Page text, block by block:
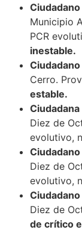
Municipio
PCR
inestable.
Cerro.
estable.
Diez de
evolutivo,
Diez de
evolutivo,
Diez de
de crítico